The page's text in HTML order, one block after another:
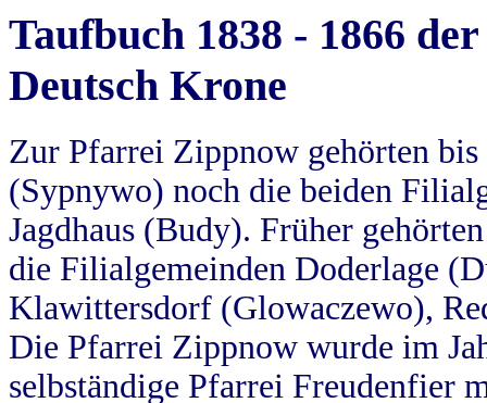
Taufbuch 1838 - 1866
Deutsch Krone
Zur Pfarrei Zippnow gehörten
(Sypnywo) noch die beiden
Jagdhaus (Budy). Früher
die Filialgemeinden Doderlage
Klawittersdorf (Glowaczewo),
Die Pfarrei Zippnow wurde im
selbständige Pfarrei Freudenfier